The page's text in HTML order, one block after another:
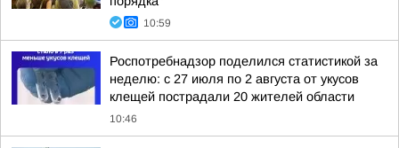
10:59
Роспотребнадзор поделился статистикой за
неделю: с 27 июля по 2 августа от укусов
клещей пострадали 20 жителей области
10:46